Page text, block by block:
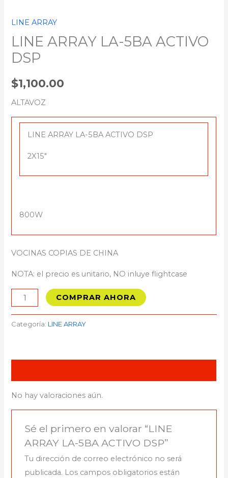
LINE ARRAY
LINE ARRAY LA-5BA ACTIVO
DSP
$1,100.00
ALTAVOZ
LINE ARRAY LA-5BA ACTIVO DSP
2X15″
800W
VOCINAS COPIAS DE CHINA
NOTA: el precio es unitario, NO inluye flightcase
COMPRAR AHORA
Categoría: LINE ARRAY
No hay valoraciones aún.
Sé el primero en valorar “LINE
ARRAY LA-5BA ACTIVO DSP”
Tu dirección de correo electrónico no será
publicada. Los campos obligatorios están